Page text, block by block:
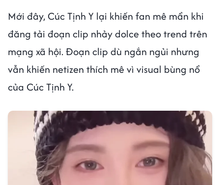
Mới đây, Cúc Tịnh Y lại khiến fan mê mẩn khi
đăng tải đoạn clip nhảy dolce theo trend trên
mạng xã hội. Đoạn clip dù ngắn ngủi nhưng
vẫn khiến netizen thích mê vì visual bùng nổ
của Cúc Tịnh Y.